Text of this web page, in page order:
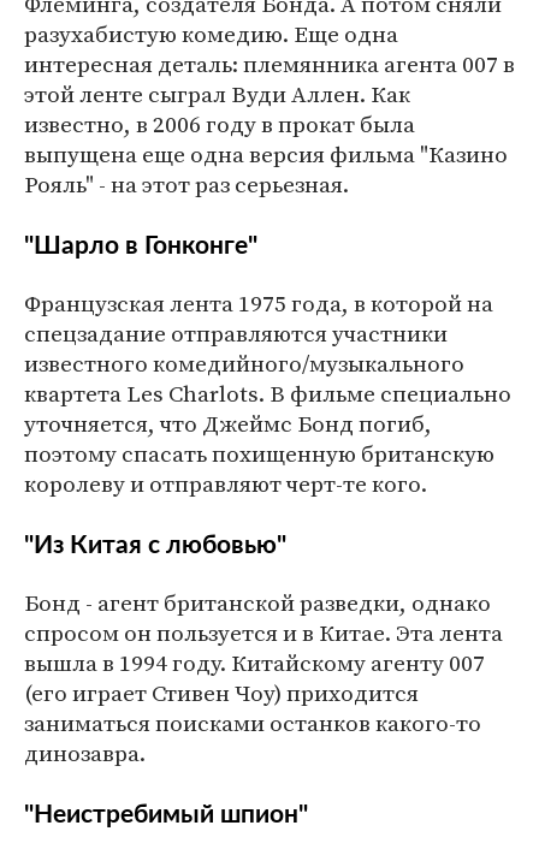
разухабистую комедию. Еще одна
интересная деталь: племянника агента 007 в
этой ленте сыграл Вуди Аллен. Как
известно, в 2006 году в прокат была
выпущена еще одна версия фильма "Казино
Рояль" - на этот раз серьезная.
"Шарло в Гонконге"
Французская лента 1975 года, в которой на
спецзадание отправляются участники
известного комедийного/музыкального
квартета Les Charlots. В фильме специально
уточняется, что Джеймс Бонд погиб,
поэтому спасать похищенную британскую
королеву и отправляют черт-те кого.
"Из Китая с любовью"
Бонд - агент британской разведки, однако
спросом он пользуется и в Китае. Эта лента
вышла в 1994 году. Китайскому агенту 007
(его играет Стивен Чоу) приходится
заниматься поисками останков какого-то
динозавра.
"Неистребимый шпион"